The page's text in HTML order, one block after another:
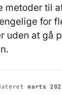
metoder til
for
uden at gå
marts